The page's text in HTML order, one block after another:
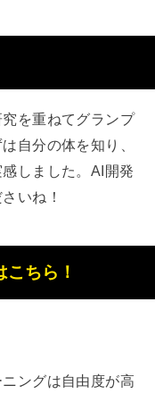
を重ねてグランプ
自分の体を知り、
しました。 AI開発
いね！
ちら！
ングは自由度が高